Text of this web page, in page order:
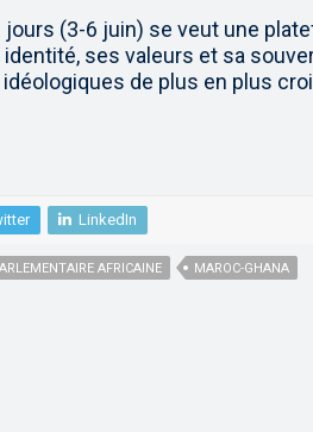
(3-6 juin) se veut une
identité, ses valeurs et sa
de plus en plus
LinkedIn
AFRICAINE MAROC-GHANA